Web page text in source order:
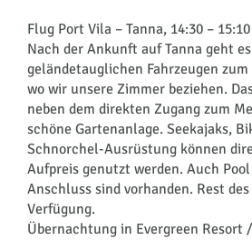
Flug Port Vila – Tanna, 14:30 –
Nach der Ankunft auf Tanna geht
geländetauglichen Fahrzeugen
wo wir unsere Zimmer beziehen.
neben dem direkten Zugang zum
schöne Gartenanlage. Seekajaks,
Schnorchel-Ausrüstung können
Aufpreis genutzt werden. Auch
Anschluss sind vorhanden. Rest
Verfügung.
Übernachtung in Evergreen Resort